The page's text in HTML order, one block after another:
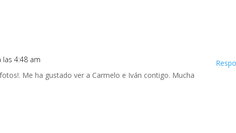
las 4:48 am
Me ha gustado ver a Carmelo e Iván contigo. Mucha